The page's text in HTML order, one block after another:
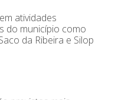
atividades
do município como
da Ribeira e Silop